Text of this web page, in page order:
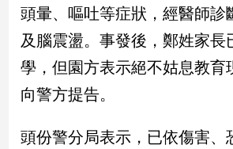
兩
岸/
國
際
會/
方
頭暈、嘔吐等症狀，經醫師診
及腦震盪。事發後，鄭姓家長
學，但園方表示絕不姑息教育
向警方提告。
頭份警分局表示，已依傷害、